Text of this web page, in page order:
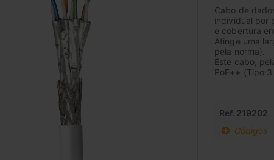
Cabo de
individual por
e cobertura
Atinge uma
pela norma).
Este cabo,
PoE++ (Tipo 3
produto
Ref. 219202
Códigos